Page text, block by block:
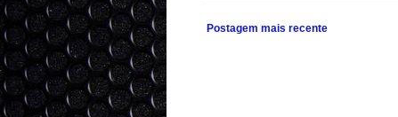
Postagem mais recente